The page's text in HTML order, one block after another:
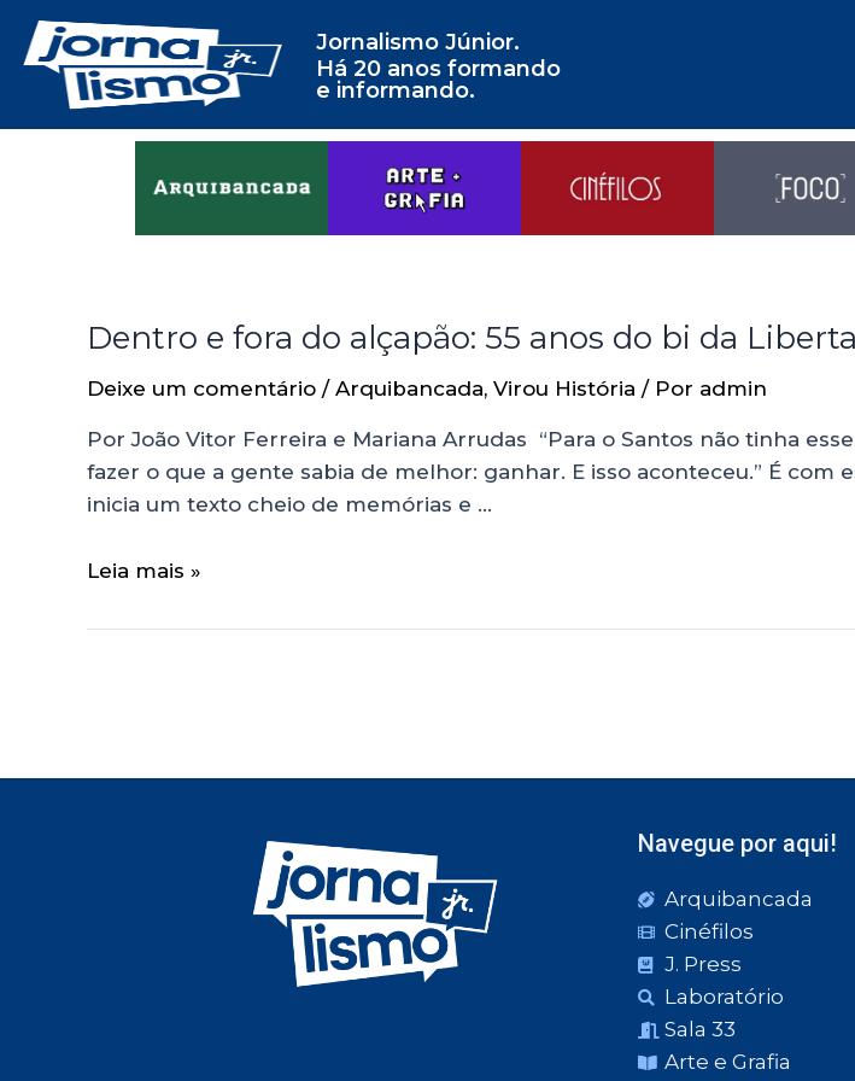
Jornalismo Júnior.
Há 20 anos formando
e informando.
Dentro e fora do alçapão: 55 anos do bi da
Deixe um comentário / Arquibancada, Virou História / Por admin
Por João Vitor Ferreira e Mariana Arrudas “Para o Santos não tinha
fazer o que a gente sabia de melhor: ganhar. E isso aconteceu.” É com
inicia um texto cheio de memórias e …
Leia mais »
Navegue por aqui!
Arquibancada
Cinéfilos
J. Press
Laboratório
Sala 33
Arte e Grafia